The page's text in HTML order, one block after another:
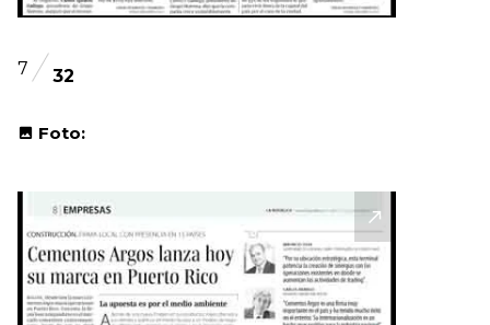
7 32
Foto: